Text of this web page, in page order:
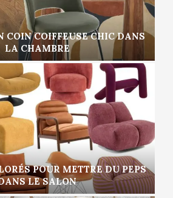
COIN COIFFEUSE CHIC DANS
LA CHAMBRE
POUR METTRE DU PEPS
LE SALON